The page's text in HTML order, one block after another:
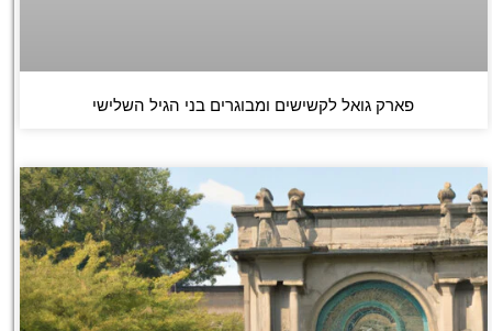
פארק גואל לקשישים ומבוגרים בני הגיל השלישי